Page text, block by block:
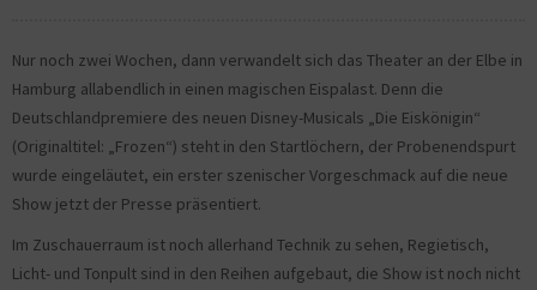
Nur noch zwei Wochen, dann verwandelt sich das Theater an der Elbe in
Hamburg allabendlich in einen magischen Eispalast. Denn die
Deutschlandpremiere des neuen Disney-Musicals „Die Eiskönigin“
(Originaltitel: „Frozen“) steht in den Startlöchern, der Probenendspurt
wurde eingeläutet, ein erster szenischer Vorgeschmack auf die neue
Show jetzt der Presse präsentiert.
Im Zuschauerraum ist noch allerhand Technik zu sehen, Regietisch,
Licht- und Tonpult sind in den Reihen aufgebaut, die Show ist noch nicht